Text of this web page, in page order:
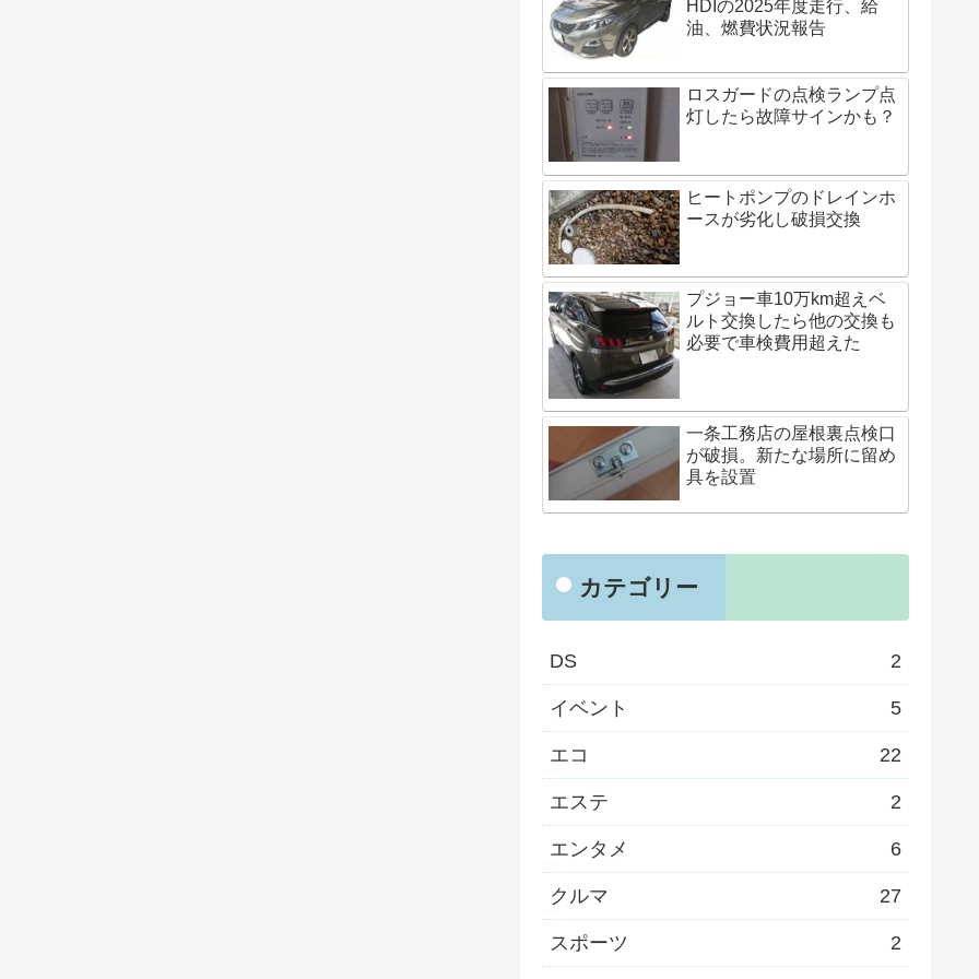
HDIの2025年度走行、給
油、燃費状況報告
ロスガードの点検ランプ点
灯したら故障サインかも？
ヒートポンプのドレインホ
ースが劣化し破損交換
プジョー車10万km超えベ
ルト交換したら他の交換も
必要で車検費用超えた
一条工務店の屋根裏点検口
が破損。新たな場所に留め
具を設置
カテゴリー
DS 2
イベント 5
エコ 22
エステ 2
エンタメ 6
クルマ 27
スポーツ 2